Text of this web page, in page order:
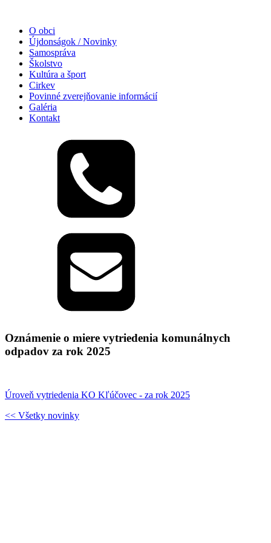
O obci
Újdonságok / Novinky
Samospráva
Školstvo
Kultúra a šport
Cirkev
Povinné zverejňovanie informácií
Galéria
Kontakt
Oznámenie o miere vytriedenia komunálnych
odpadov za rok 2025
Úroveň vytriedenia KO Kľúčovec - za rok 2025
<< Všetky novinky